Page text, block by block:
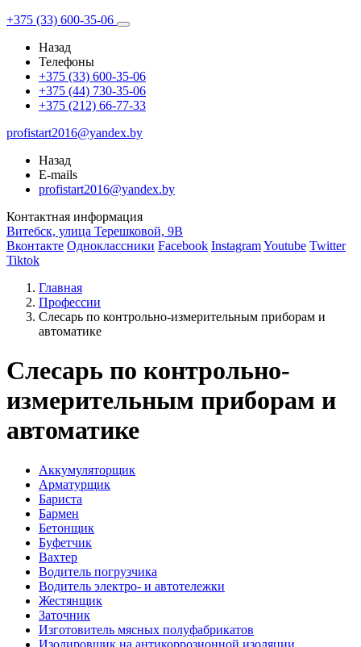
+375 (33) 600-35-06
Назад
Телефоны
+375 (33) 600-35-06
+375 (44) 730-35-06
+375 (212) 66-77-33
profistart2016@yandex.by
Назад
E-mails
profistart2016@yandex.by
Контактная информация
Витебск, улица Терешковой, 9В
Вконтакте Одноклассники Facebook InstagramYoutube Twitter
Tiktok
Главная
Профессии
Слесарь по контрольно-измерительным приборам и
автоматике
Слесарь по контрольно-
измерительным приборам и
автоматике
Аккумуляторщик
Арматурщик
Бариста
Бармен
Бетонщик
Буфетчик
Вахтер
Водитель погрузчика
Водитель электро- и автотележки
Жестянщик
Заточник
Изготовитель мясных полуфабрикатов
Изолировщик на антикоррозионной изоляции